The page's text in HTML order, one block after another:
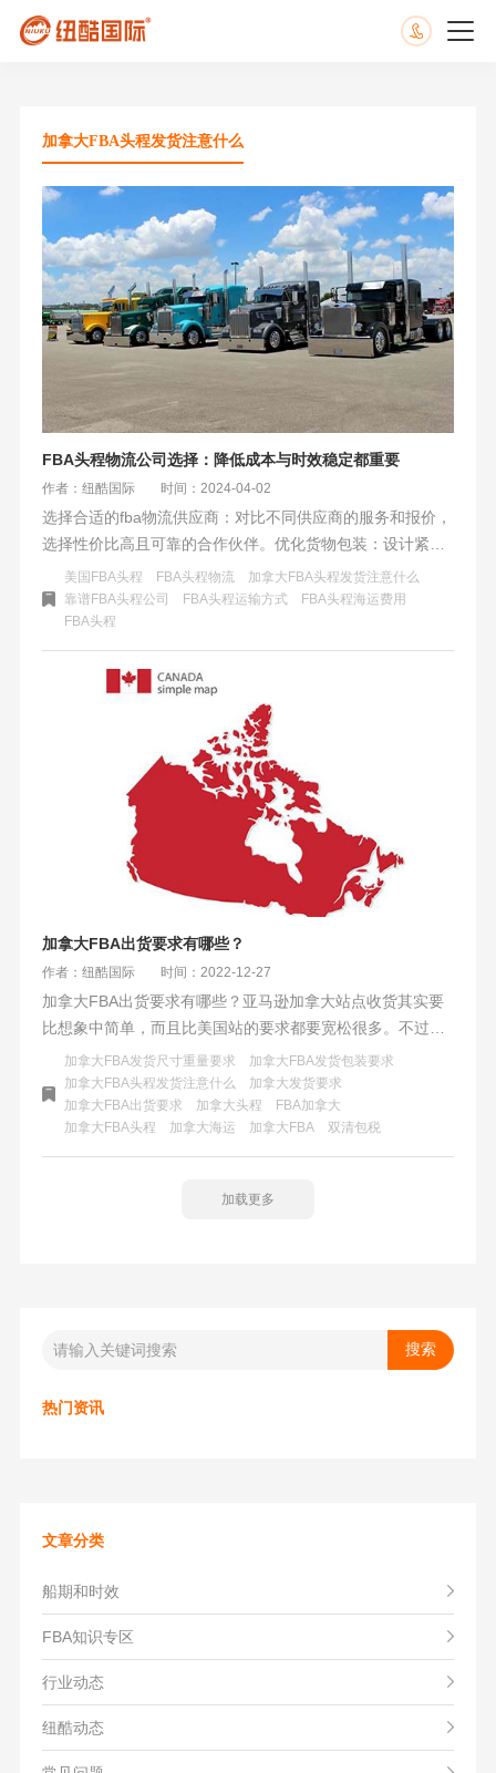
加拿大FBA头程发货注意什么
FBA头程物流公司选择：降低成本与时效稳定都重要
作者：纽酷国际 时间：2024-04-02
选择合适的fba物流供应商：对比不同供应商的服务和报价，
选择性价比高且可靠的合作伙伴。优化货物包装：设计紧
凑、轻便的包装，减少体积和重量，以降低运输成本。整合
运输与批量运输：通过合并订单或批量运输，获取更优惠的
运费价格。提前计划和预定：通过提前预定，确保有足够的
运输时间，避免高昂的紧急运费。优化货物流转时间：合理
安排生产和运输计划，减少货物在途时间，降低仓储费用。
寻找优惠和折扣：与物流供应商和平台协商，争取更多优惠
和折扣，降低成本。数据分析与优化：利用数据监控运费成
本和运输效率，不断寻找优化机会。持续学习和调整：关注
行业动态和新技术，灵活调整策略以适应市场变化。
美国FBA头程 FBA头程物流
加拿大FBA头程发货注意什么
靠谱FBA头程公司
FBA头程运输方式
FBA头程海运费用
FBA头程
加拿大FBA出货要求有哪些？
作者：纽酷国际 时间：2022-12-27
加拿大FBA出货要求有哪些？亚马逊加拿大站点收货其实要
比想象中简单，而且比美国站的要求都要宽松很多。不过要
求可能有一点不同，如果加拿大FBA的货物被加拿大海关拦
下了，或者被亚马逊拒收还是很麻烦的。
加拿大FBA发货尺寸重量要求
加拿大FBA发货包装要求
加拿大FBA头程发货注意什么
加拿大发货要求
加拿大FBA出货要求
加拿大头程
FBA加拿大
加拿大FBA头程
加拿大海运 加拿大FBA 双清包税
加载更多
热门资讯
文章分类
船期和时效
FBA知识专区
行业动态
纽酷动态